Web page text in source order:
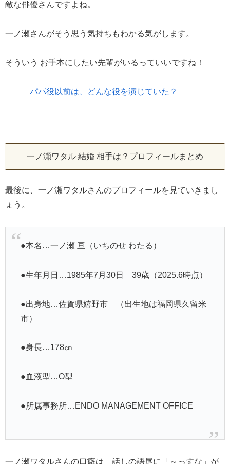
敵な俳優さんですよね。
一ノ瀬さんがそう思う気持ちもわかる気がします。
そういう お手本にしたい先輩がいるっていいですね！
パパ役以前は、どんな役を演じていた？
一ノ瀬ワタル 結婚 相手は？プロフィールまとめ
最後に、一ノ瀬ワタルさんのプロフィールを見ていきまし
ょう。
●本名…一ノ瀬 亘（いちのせ わたる）
●生年月日…1985年7月30日 39歳（2025.6時点）
●出身地…佐賀県嬉野市 （出生地は福岡県久留米
市）
●身長…178㎝
●血液型…O型
●所属事務所…ENDO MANAGEMENT OFFICE
一ノ瀬ワタルさんの口癖は 話しの語尾に「～っすな」が